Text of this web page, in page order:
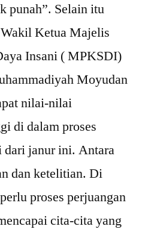
punah”. Selain itu
Ketua Majelis
Insani ( MPKSDI)
Moyudan
nilai-nilai
di dalam proses
dari janur ini. Antara
dan ketelitian. Di
proses perjuangan
cita-cita yang